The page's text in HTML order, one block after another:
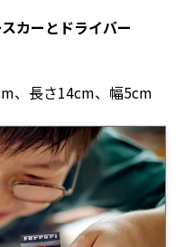
カーとドライバー
、長さ14cm、幅5cm